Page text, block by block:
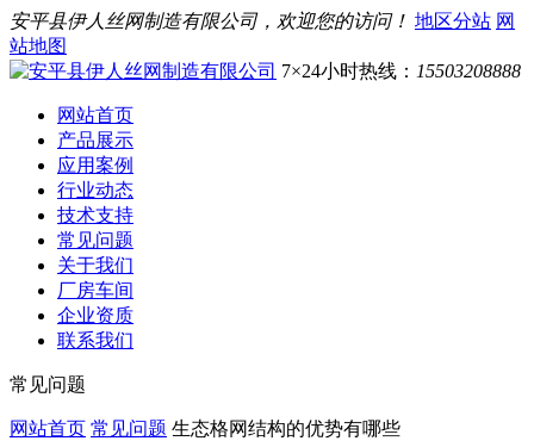
安平县伊人丝网制造有限公司，欢迎您的访问！ 地区分站 网
站地图
7×24小时热线： 15503208888
网站首页
产品展示
应用案例
行业动态
技术支持
常见问题
关于我们
厂房车间
企业资质
联系我们
常见问题
网站首页 常见问题 生态格网结构的优势有哪些